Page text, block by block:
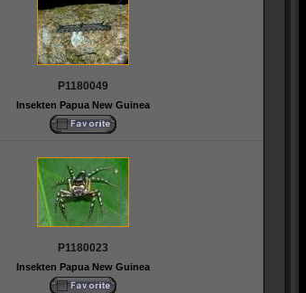
P1180049
Insekten Papua New Guinea
P1180023
Insekten Papua New Guinea